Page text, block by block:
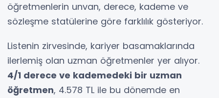
öğretmenlerin unvan, derece, kademe ve
sözleşme statülerine göre farklılık gösteriyor.
Listenin zirvesinde, kariyer basamaklarında
ilerlemiş olan uzman öğretmenler yer alıyor.
4/1 derece ve kademedeki bir uzman
öğretmen, 4.578 TL ile bu dönemde en